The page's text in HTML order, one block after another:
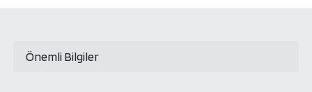
Önemli Bilgiler